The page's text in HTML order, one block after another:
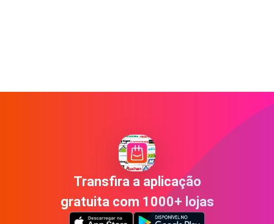
Transfira a aplicação
gratuita com 1000+ lojas